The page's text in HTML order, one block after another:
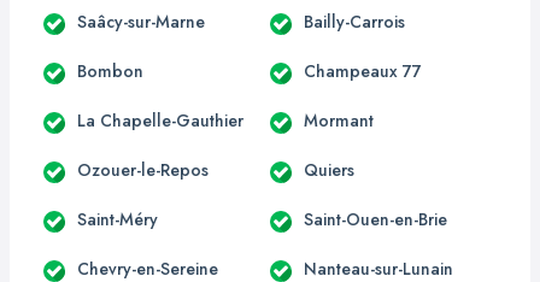
Saâcy-sur-Marne Bailly-Carrois
Bombon Champeaux 77
La Chapelle-Gauthier Mormant
Ozouer-le-Repos Quiers
Saint-Méry Saint-Ouen-en-Brie
Chevry-en-Sereine Nanteau-sur-Lunain